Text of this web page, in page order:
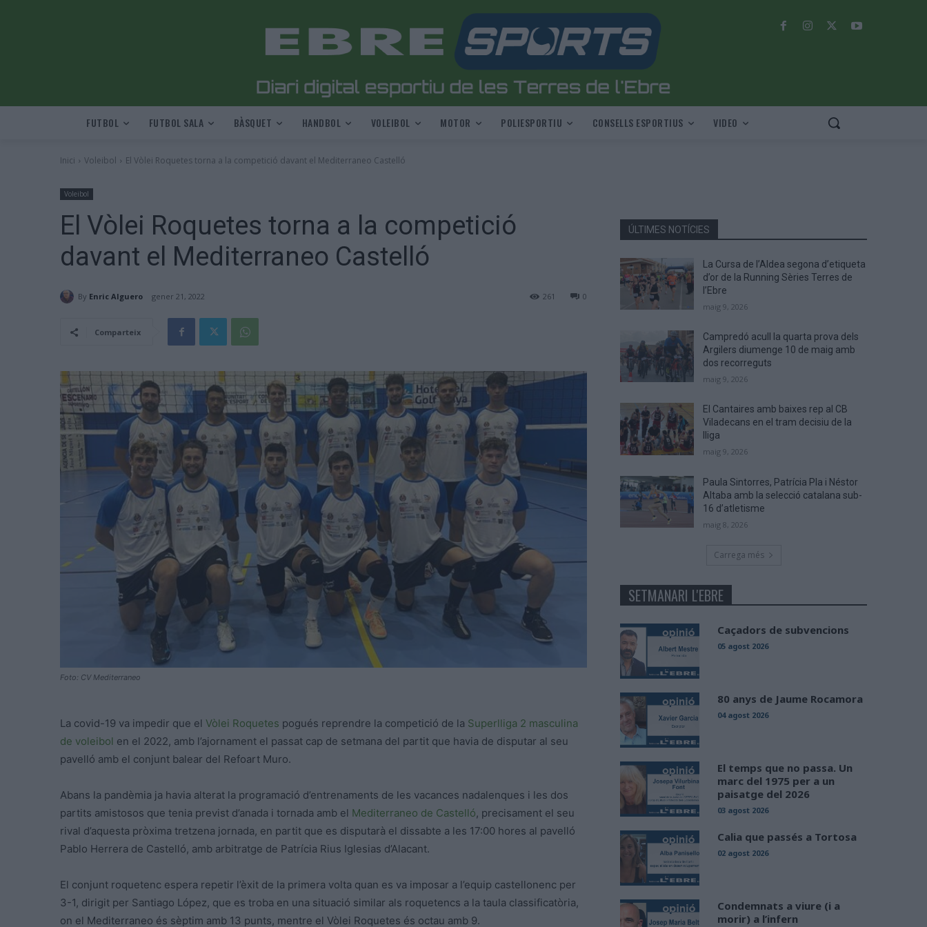
FUTBOL FUTBOL SALA BÀSQUET HANDBOL VOLEIBOL MOTOR POLIESPORTIU CONSELLS ESPORTIUS VIDEO
Inici Voleibol El Vòlei Roquetes torna a la competició davant el Mediterraneo Castelló
Voleibol
El Vòlei Roquetes torna a la competició
davant el Mediterraneo Castelló
By Enric Alguero gener 21, 2022 0
261
Comparteix
Foto: CV Mediterraneo
La covid-19 va impedir que el Vòlei Roquetes pogués reprendre la competició de la Superlliga 2 masculina
de voleibol en el 2022, amb l’ajornament el passat cap de setmana del partit que havia de disputar al seu
pavelló amb el conjunt balear del Refoart Muro.
Abans la pandèmia ja havia alterat la programació d’entrenaments de les vacances nadalenques i les dos
partits amistosos que tenia previst d’anada i tornada amb el Mediterraneo de Castelló, precisament el seu
rival d’aquesta pròxima tretzena jornada, en partit que es disputarà el dissabte a les 17:00 hores al pavelló
Pablo Herrera de Castelló, amb arbitratge de Patrícia Rius Iglesias d’Alacant.
El conjunt roquetenc espera repetir l’èxit de la primera volta quan es va imposar a l’equip castellonenc per
3-1, dirigit per Santiago López, que es troba en una situació similar als roquetencs a la taula classificatòria,
on el Mediterraneo és sèptim amb 13 punts, mentre el Vòlei Roquetes és octau amb 9.
ÚLTIMES NOTÍCIES
La Cursa de l’Aldea segona d’etiqueta
d’or de la Running Sèries Terres de
l’Ebre
maig 9, 2026
Campredó acull la quarta prova dels
Argilers diumenge 10 de maig amb
dos recorreguts
maig 9, 2026
El Cantaires amb baixes rep al CB
Viladecans en el tram decisiu de la
lliga
maig 9, 2026
Paula Sintorres, Patrícia Pla i Néstor
Altaba amb la selecció catalana sub-
16 d’atletisme
maig 8, 2026
Carrega més
SETMANARI L'EBRE
Caçadors de subvencions
05 agost 2026
80 anys de Jaume Rocamora
04 agost 2026
El temps que no passa. Un
marc del 1975 per a un
paisatge del 2026
03 agost 2026
Calia que passés a Tortosa
02 agost 2026
Condemnats a viure (i a
morir) a l’infern